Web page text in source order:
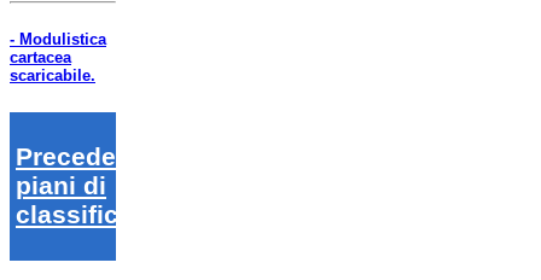
- Modulistica
cartacea
scaricabile.
Precedenti
piani di
classifica